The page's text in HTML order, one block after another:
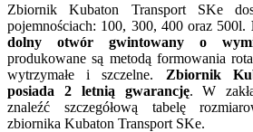
Zbiornik Kubaton Transport SKe
pojemnościach: 100, 300, 400 oraz 500l.
dolny otwór gwintowany o
produkowane są metodą formowania
wytrzymałe i szczelne. Zbiornik
posiada 2 letnią gwarancję. W
znaleźć szczegółową tabelę
zbiornika Kubaton Transport SKe.